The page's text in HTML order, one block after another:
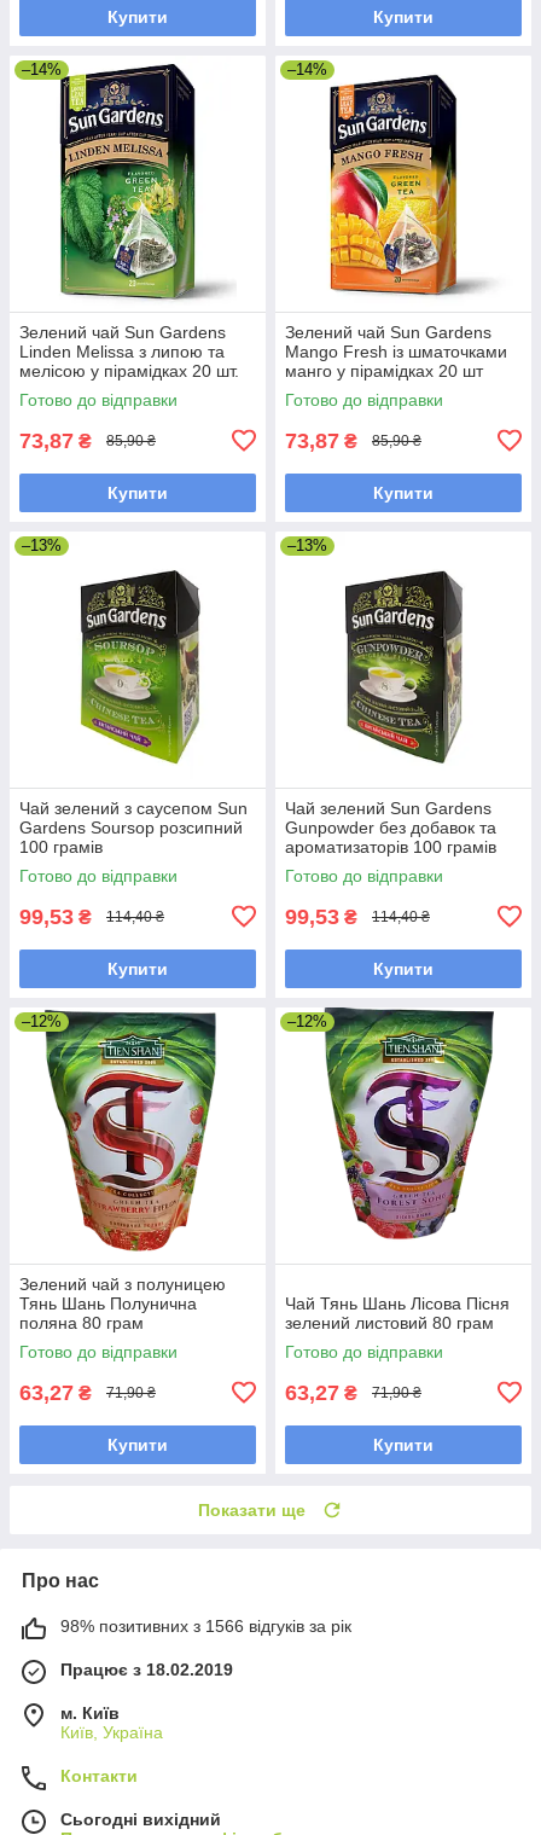
Купити Купити
–14%
Зелений чай Sun Gardens
Linden Melissa з липою та
мелісою у пірамідках 20 шт.
Готово до відправки
73,87 ₴ 85,90 ₴
Купити
–14%
Зелений чай Sun Gardens
Mango Fresh із шматочками
манго у пірамідках 20 шт
Готово до відправки
73,87 ₴ 85,90 ₴
Купити
–13%
Чай зелений з саусепом Sun
Gardens Soursop розсипний
100 грамів
Готово до відправки
99,53 ₴ 114,40 ₴
Купити
–13%
Чай зелений Sun Gardens
Gunpowder без добавок та
ароматизаторів 100 грамів
Готово до відправки
99,53 ₴ 114,40 ₴
Купити
–12%
Зелений чай з полуницею
Тянь Шань Полунична
поляна 80 грам
Готово до відправки
63,27 ₴ 71,90 ₴
Купити
–12%
Чай Тянь Шань Лісова Пісня
зелений листовий 80 грам
Готово до відправки
63,27 ₴ 71,90 ₴
Купити
Показати ще
Про нас
98% позитивних з 1566 відгуків за рік
Працює з 18.02.2019
м. Київ
Київ, Україна
Контакти
Сьогодні вихідний